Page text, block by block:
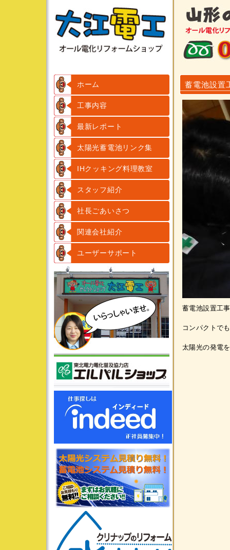
ホーム
工事内容
最新レポート
太陽光蓄電池リンク集
IHクッキング料理教室
スタッフ紹介
社長ごあいさつ
関連会社紹介
ユーザーサポート
蓄電池設置
蓄電池設置工
コンパクトで
太陽光の発電